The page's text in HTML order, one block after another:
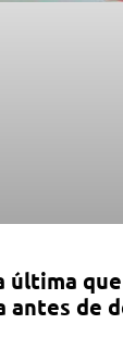
última
antes de